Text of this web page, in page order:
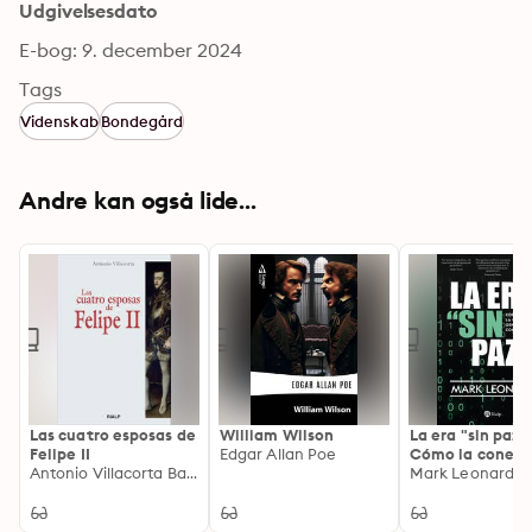
Udgivelsesdato
E-bog: 9. december 2024
Tags
VidenskabBondegård
Andre kan også lide...
Las cuatro esposas de
Felipe II
Antonio Villacorta Baños-García
William Wilson
Edgar Allan Poe
La era "sin paz":
Cómo la
genera
Mark Leonard